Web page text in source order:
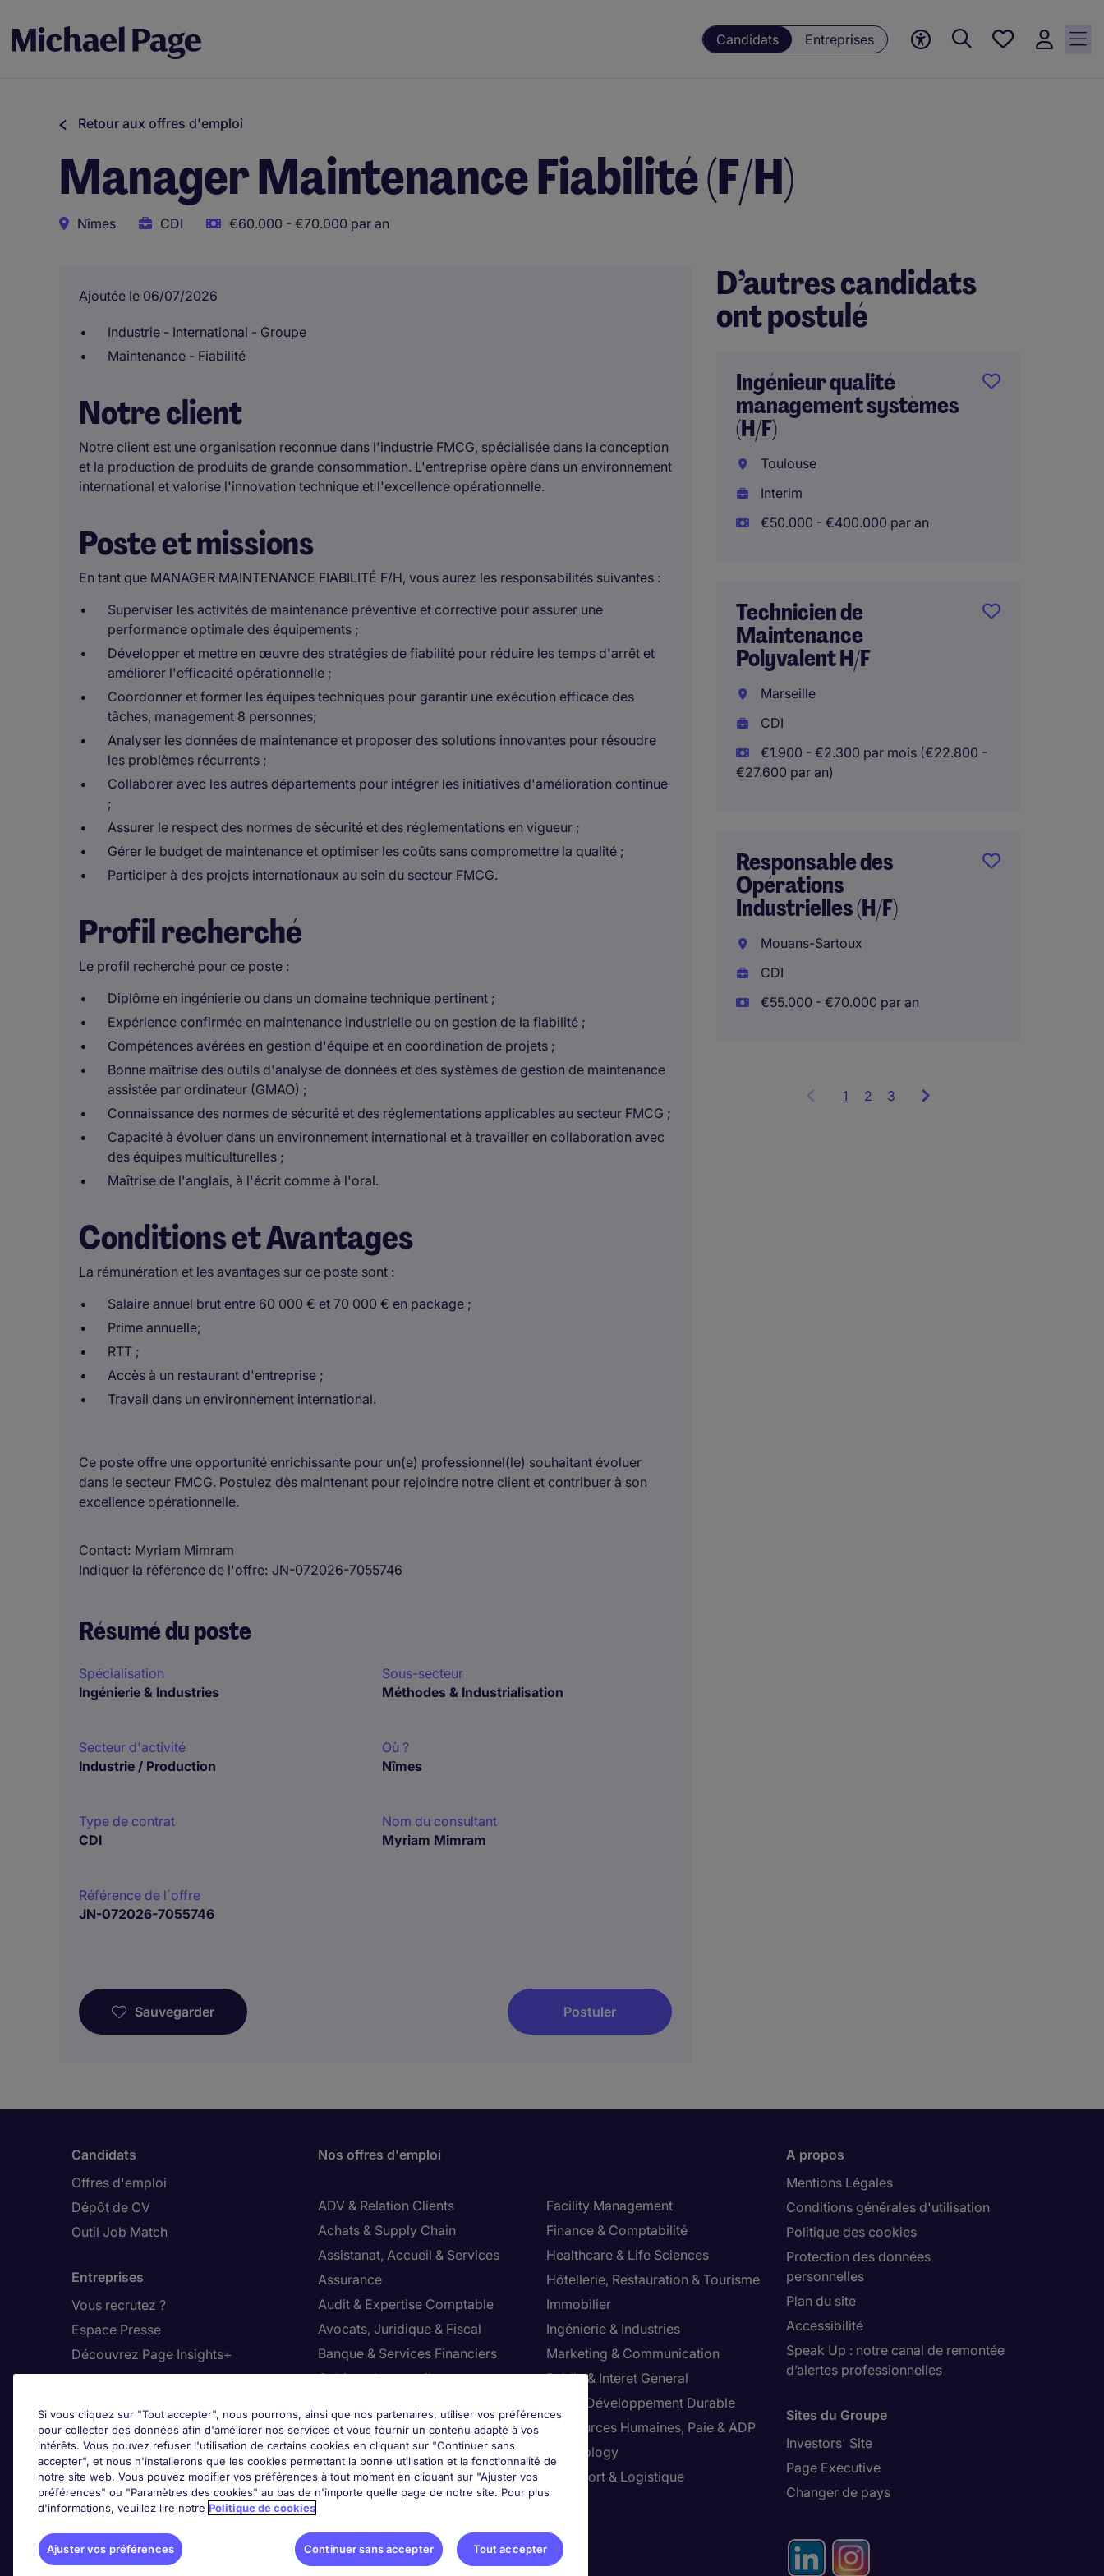
Candidats Entreprises
Mes offres, 0
Retour aux offres d'emploi
Manager Maintenance Fiabilité (F/H)
Nîmes CDI €60.000 - €70.000 par an
Ajoutée le 06/07/2026
Industrie - International - Groupe
Maintenance - Fiabilité
Notre client
Notre client est une organisation reconnue dans l'industrie FMCG, spécialisée dans la conception
et la production de produits de grande consommation. L'entreprise opère dans un environnement
international et valorise l'innovation technique et l'excellence opérationnelle.
Poste et missions
En tant que MANAGER MAINTENANCE FIABILITÉ F/H, vous aurez les responsabilités suivantes :
Superviser les activités de maintenance préventive et corrective pour assurer une
performance optimale des équipements ;
Développer et mettre en œuvre des stratégies de fiabilité pour réduire les temps d'arrêt et
améliorer l'efficacité opérationnelle ;
Coordonner et former les équipes techniques pour garantir une exécution efficace des
tâches, management 8 personnes;
Analyser les données de maintenance et proposer des solutions innovantes pour résoudre
les problèmes récurrents ;
Collaborer avec les autres départements pour intégrer les initiatives d'amélioration continue
;
Assurer le respect des normes de sécurité et des réglementations en vigueur ;
Gérer le budget de maintenance et optimiser les coûts sans compromettre la qualité ;
Participer à des projets internationaux au sein du secteur FMCG.
Profil recherché
Le profil recherché pour ce poste :
Diplôme en ingénierie ou dans un domaine technique pertinent ;
Expérience confirmée en maintenance industrielle ou en gestion de la fiabilité ;
Compétences avérées en gestion d'équipe et en coordination de projets ;
Bonne maîtrise des outils d'analyse de données et des systèmes de gestion de maintenance
assistée par ordinateur (GMAO) ;
Connaissance des normes de sécurité et des réglementations applicables au secteur FMCG ;
Capacité à évoluer dans un environnement international et à travailler en collaboration avec
des équipes multiculturelles ;
Maîtrise de l'anglais, à l'écrit comme à l'oral.
Conditions et Avantages
La rémunération et les avantages sur ce poste sont :
Salaire annuel brut entre 60 000 € et 70 000 € en package ;
Prime annuelle;
RTT ;
Accès à un restaurant d'entreprise ;
Travail dans un environnement international.
Ce poste offre une opportunité enrichissante pour un(e) professionnel(le) souhaitant évoluer
dans le secteur FMCG. Postulez dès maintenant pour rejoindre notre client et contribuer à son
excellence opérationnelle.
Contact Myriam Mimram
Indiquer la référence de l'offre JN-072026-7055746
Résumé du poste
Spécialisation
Ingénierie & Industries
Sous-secteur
Méthodes & Industrialisation
Secteur d'activité
Industrie / Production
Où ?
Nîmes
Type de contrat
CDI
Nom du consultant
Myriam Mimram
Référence de l´offre
JN-072026-7055746
Sauvegarder Postuler
D’autres candidats
ont postulé
Ingénieur qualité
management systèmes
(H/F)
Toulouse
Interim
€50.000 - €400.000 par an
Technicien de
Maintenance
Polyvalent H/F
Marseille
CDI
€1.900 - €2.300 par mois (€22.800 -
€27.600 par an)
Responsable des
Opérations
Industrielles (H/F)
Mouans-Sartoux
CDI
€55.000 - €70.000 par an
1 Showing
2 3
Candidats
Offres d'emploi
Dépôt de CV
Outil Job Match
Entreprises
Vous recrutez ?
Espace Presse
Découvrez Page Insights+
Nos bureaux en France
Nous contacter
Nous rejoindre
Google Rating
Nos offres d'emploi
ADV & Relation Clients
Achats & Supply Chain
Assistanat, Accueil & Services
Assurance
Audit & Expertise Comptable
Avocats, Juridique & Fiscal
Banque & Services Financiers
Cabinet de conseil
Construction
Dirigeants
Distribution & Commerce
Facility Management
Finance & Comptabilité
Healthcare & Life Sciences
Hôtellerie, Restauration & Tourisme
Immobilier
Ingénierie & Industries
Marketing & Communication
Public & Interet General
RSE & Développement Durable
Ressources Humaines, Paie & ADP
Technology
Transport & Logistique
A propos
Mentions Légales
Conditions générales d'utilisation
Politique des cookies
Protection des données
personnelles
Plan du site
Accessibilité
Speak Up : notre canal de remontée
d’alertes professionnelles
Sites du Groupe
Investors' Site
Page Executive
Changer de pays
Si vous cliquez sur "Tout accepter", nous pourrons, ainsi que nos partenaires, utiliser vos préférences
pour collecter des données afin d'améliorer nos services et vous fournir un contenu adapté à vos
intérêts. Vous pouvez refuser l'utilisation de certains cookies en cliquant sur "Continuer sans
accepter", et nous n'installerons que les cookies permettant la bonne utilisation et la fonctionnalité de
notre site web. Vous pouvez modifier vos préférences à tout moment en cliquant sur "Ajuster vos
préférences" ou "Paramètres des cookies" au bas de n'importe quelle page de notre site. Pour plus
d'informations, veuillez lire notre Politique de cookies
Ajuster vos préférences Continuer sans accepter Tout accepter